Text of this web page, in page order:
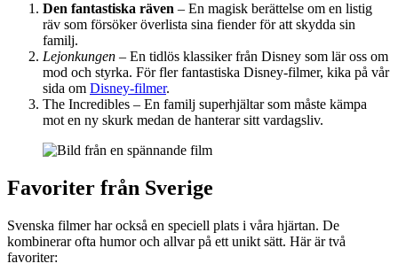
Den fantastiska räven – En magisk berättelse om en listig
räv som försöker överlista sina fiender för att skydda sin
familj.
Lejonkungen – En tidlös klassiker från Disney som lär oss om
mod och styrka. För fler fantastiska Disney-filmer, kika på vår
sida om Disney-filmer.
The Incredibles – En familj superhjältar som måste kämpa
mot en ny skurk medan de hanterar sitt vardagsliv.
Favoriter från Sverige
Svenska filmer har också en speciell plats i våra hjärtan. De
kombinerar ofta humor och allvar på ett unikt sätt. Här är två
favoriter: